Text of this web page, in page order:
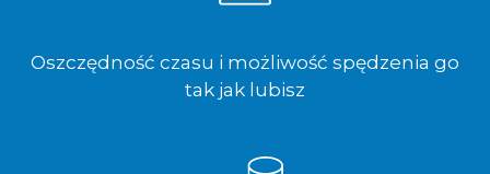
Oszczędność czasu i możliwość spędzenia go
tak jak lubisz